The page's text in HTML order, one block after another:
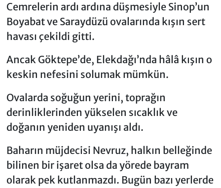
Cemrelerin ardı ardına düşmesiyle Sinop’un
Boyabat ve Saraydüzü ovalarında kışın sert
havası çekildi gitti.
Ancak Göktepe’de, Elekdağı’nda hâlâ kışın o
keskin nefesini solumak mümkün.
Ovalarda soğuğun yerini, toprağın
derinliklerinden yükselen sıcaklık ve
doğanın yeniden uyanışı aldı.
Baharın müjdecisi Nevruz, halkın belleğinde
bilinen bir işaret olsa da yörede bayram
olarak pek kutlanmazdı. Bugün bazı yerlerde